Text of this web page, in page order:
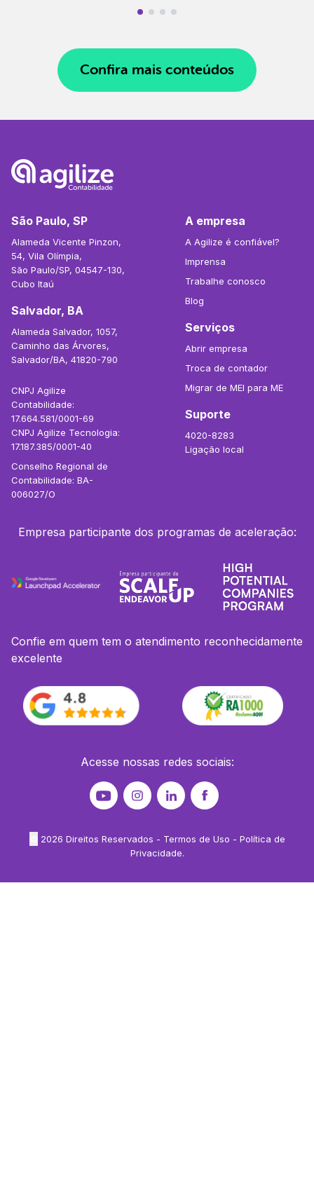
Confira mais conteúdos
São Paulo, SP
Alameda Vicente Pinzon,
54, Vila Olímpia,
São Paulo/SP, 04547-130,
Cubo Itaú
Salvador, BA
Alameda Salvador, 1057,
Caminho das Árvores,
Salvador/BA, 41820-790
CNPJ Agilize
Contabilidade:
17.664.581/0001-69
CNPJ Agilize Tecnologia:
17.187.385/0001-40
Conselho Regional de
Contabilidade: BA-
006027/O
A empresa
A Agilize é confiável?
Imprensa
Trabalhe conosco
Blog
Serviços
Abrir empresa
Troca de contador
Migrar de MEI para ME
Suporte
4020-8283
Ligação local
Empresa participante dos programas de aceleração:
Confie em quem tem o atendimento reconhecidamente
excelente
Acesse nossas redes sociais:
2026 Direitos Reservados - Termos de Uso - Política de
Privacidade.